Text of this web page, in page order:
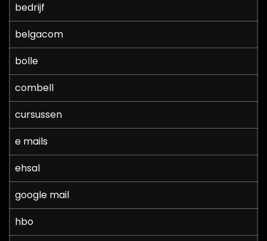
bedrijf
belgacom
bolle
combell
cursussen
e mails
ehsal
google mail
hbo